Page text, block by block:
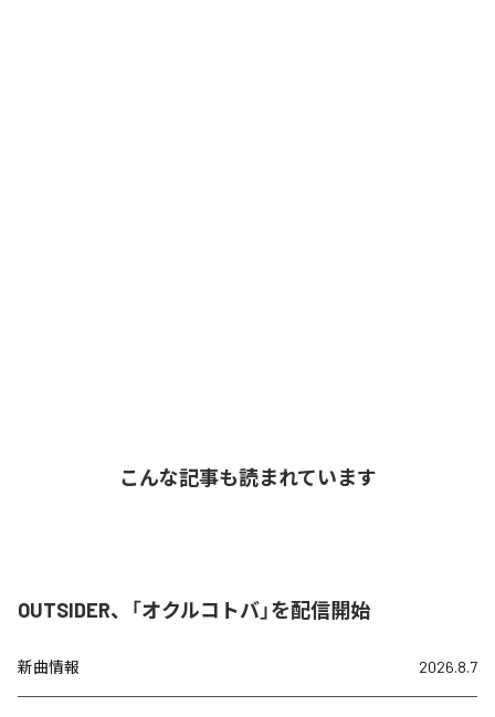
こんな記事も読まれています
OUTSIDER、「オクルコトバ」を配信開始
新曲情報 2026.8.7